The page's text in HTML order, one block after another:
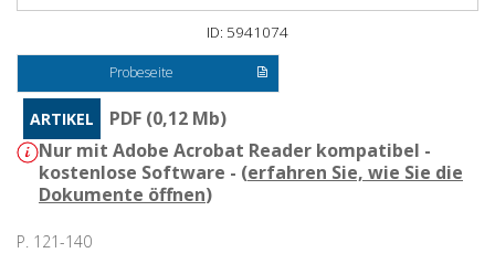
ID: 5941074
Probeseite
ARTIKEL
PDF (0,12 Mb)
Nur mit Adobe Acrobat Reader kompatibel -
kostenlose Software - (erfahren Sie, wie Sie die
Dokumente öffnen)
P. 121-140